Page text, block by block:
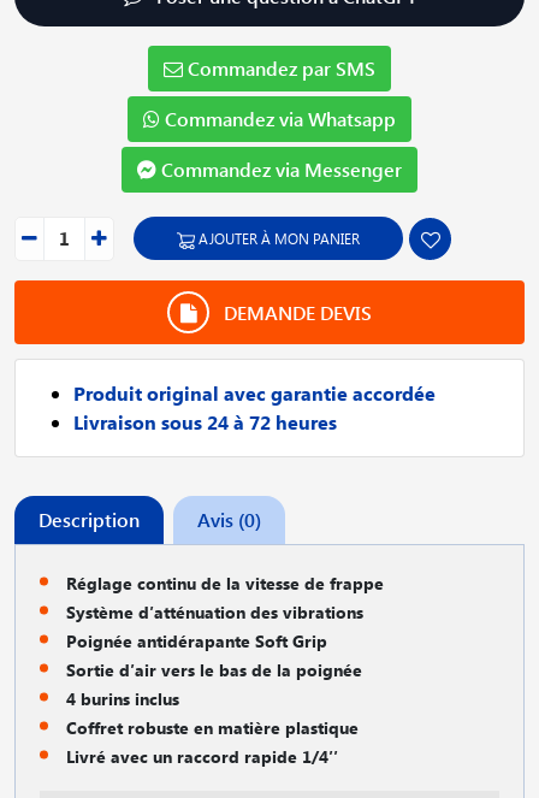
Commandez par SMS
Commandez via Whatsapp
Commandez via Messenger
AJOUTER À MON PANIER
DEMANDE DEVIS
Produit original avec garantie accordée
Livraison sous 24 à 72 heures
Description Avis (0)
Réglage continu de la vitesse de frappe
Système d′atténuation des vibrations
Poignée antidérapante Soft Grip
Sortie d′air vers le bas de la poignée
4 burins inclus
Coffret robuste en matière plastique
Livré avec un raccord rapide 1/4′′